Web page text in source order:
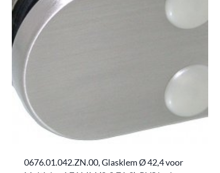
0676.01.042.ZN.00, Glasklem Ø 42,4 voor